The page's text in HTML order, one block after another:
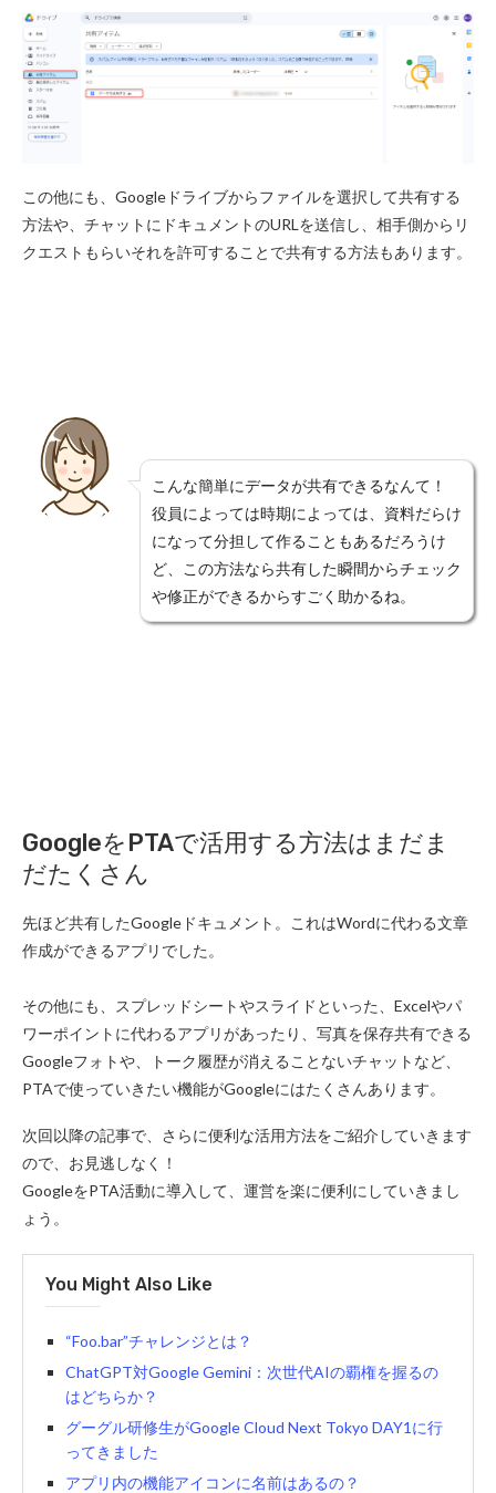
この他にも、Googleドライブからファイルを選択して共有する
方法や、チャットにドキュメントのURLを送信し、相手側からリ
クエストもらいそれを許可することで共有する方法もあります。
こんな簡単にデータが共有できるなんて！
役員によっては時期によっては、資料だらけ
になって分担して作ることもあるだろうけ
ど、この方法なら共有した瞬間からチェック
や修正ができるからすごく助かるね。
GoogleをPTAで活用する方法はまだま
だたくさん
先ほど共有したGoogleドキュメント。これはWordに代わる文章
作成ができるアプリでした。
その他にも、スプレッドシートやスライドといった、Excelやパ
ワーポイントに代わるアプリがあったり、写真を保存共有できる
Googleフォトや、トーク履歴が消えることないチャットなど、
PTAで使っていきたい機能がGoogleにはたくさんあります。
次回以降の記事で、さらに便利な活用方法をご紹介していきます
ので、お見逃しなく！
GoogleをPTA活動に導入して、運営を楽に便利にしていきまし
ょう。
You Might Also Like
“Foo.bar”チャレンジとは？
ChatGPT対Google Gemini：次世代AIの覇権を握るの
はどちらか？
グーグル研修生がGoogle Cloud Next Tokyo DAY1に行
ってきました
アプリ内の機能アイコンに名前はあるの？